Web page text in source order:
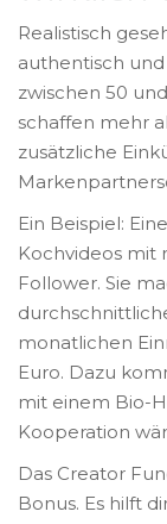
Realistisch
authentisch
zwischen 50
schaffen mehr
zusätzliche
Ein Beispiel:
Kochvideos mit
Follower. Sie
monatlichen
Euro. Dazu
mit einem Bio-
Kooperation
Das Creator
Bonus. Es hilft